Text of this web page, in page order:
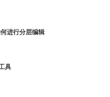
进行分层编辑
具